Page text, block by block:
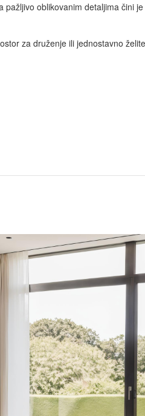
oblikovanim detaljima čini
za druženje ili jednostavno